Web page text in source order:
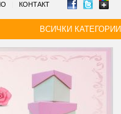
КОНТАКТ
ВСИЧКИ КАТЕГОРИИ